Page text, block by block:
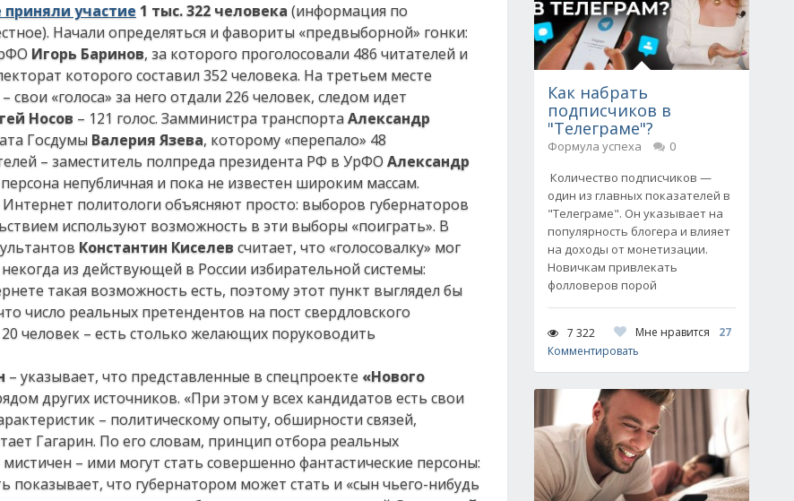
участие 1 тыс. 322 человека (информация по
Начали определяться и фавориты «предвыборной» гонки:
Игорь Баринов, за которого проголосовали 486 читателей и
которого составил 352 человека. На третьем месте
– свои «голоса» за него отдали 226 человек, следом идет
Носов – 121 голос. Замминистра транспортаАлександр
Госдумы Валерия Язева, которому «перепало» 48
– заместитель полпреда президента РФ в УрФОАлександр
непубличная и пока не известен широким массам.
политологи объясняют просто: выборов губернаторов
используют возможность в эти выборы «поиграть». В
Константин Киселев считает, что «голосовалку» мог
из действующей в России избирательной системы:
такая возможность есть, поэтому этот пункт выглядел бы
число реальных претендентов на пост свердловского
человек – есть столько желающих поруководить
– указывает, что представленные в спецпроекте «Нового
других источников. «При этом у всех кандидатов есть свои
– политическому опыту, обширности связей,
Гагарин. По его словам, принцип отбора реальных
– ими могут стать совершенно фантастические персоны:
показывает, что губернатором может стать и «сын чьего-нибудь
Как набрать
подписчиков в
"Телеграме"?
Формула успеха
0
Количество подписчиков —
один из главных показателей в
"Телеграме". Он указывает на
популярность блогера и влияет
на доходы от монетизации.
Новичкам привлекать
фолловеров порой
7 322 Мне нравится
27
Комментировать